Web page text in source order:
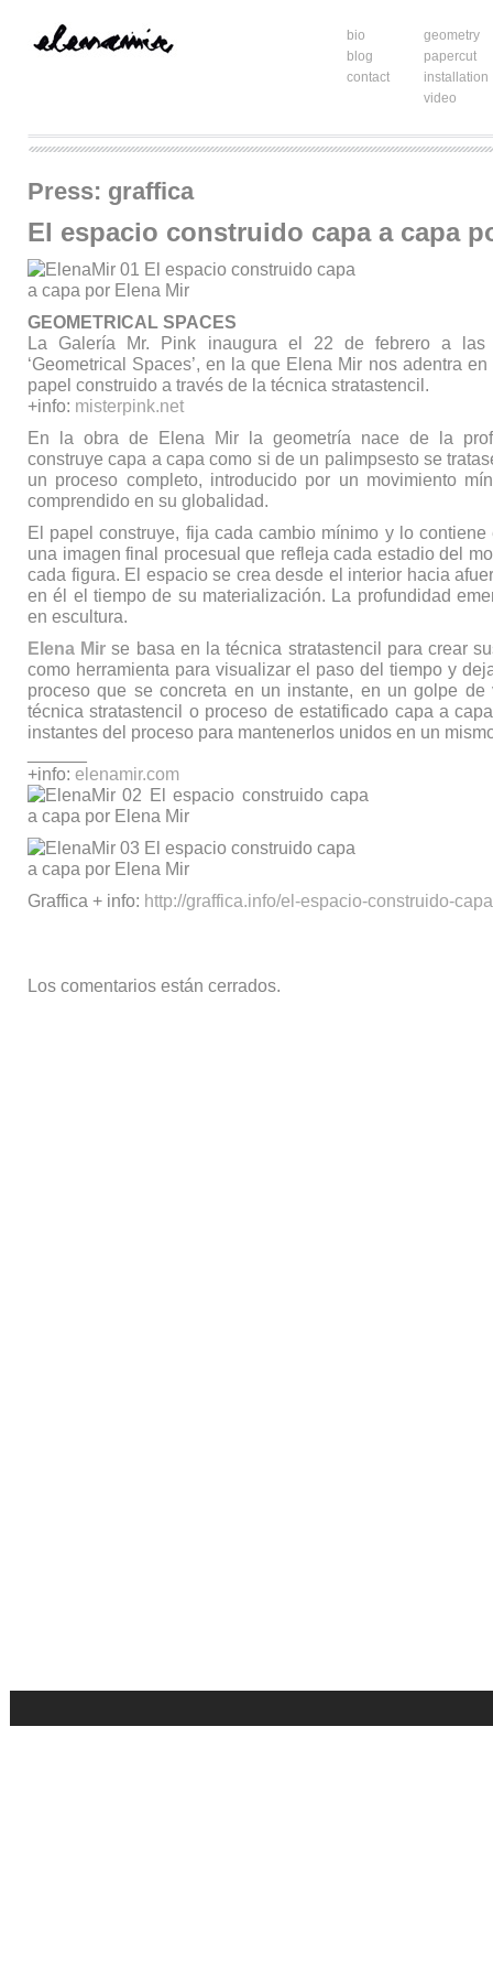
bio
geometry
blog
papercut
contact
installation
video
Press: graffica
El espacio construido capa a capa
GEOMETRICAL SPACES
La Galería Mr. Pink inaugura el 22 de febrero a las
‘Geometrical Spaces’, en la que Elena Mir nos adentra
papel construido a través de la técnica stratastencil.
+info: misterpink.net
En la obra de Elena Mir la geometría nace de la
construye capa a capa como si de un palimpsesto se
un proceso completo, introducido por un movimiento
comprendido en su globalidad.
El papel construye, fija cada cambio mínimo y lo contiene
una imagen final procesual que refleja cada estadio del
cada figura. El espacio se crea desde el interior hacia
en él el tiempo de su materialización. La profundidad
en escultura.
Elena Mir se basa en la técnica stratastencil para crear
como herramienta para visualizar el paso del tiempo y
proceso que se concreta en un instante, en un golpe de
técnica stratastencil o proceso de estatificado capa a
instantes del proceso para mantenerlos unidos en un
+info: elenamir.com
Graffica + info: http://graffica.info/el-espacio-construido-
Los comentarios están cerrados.